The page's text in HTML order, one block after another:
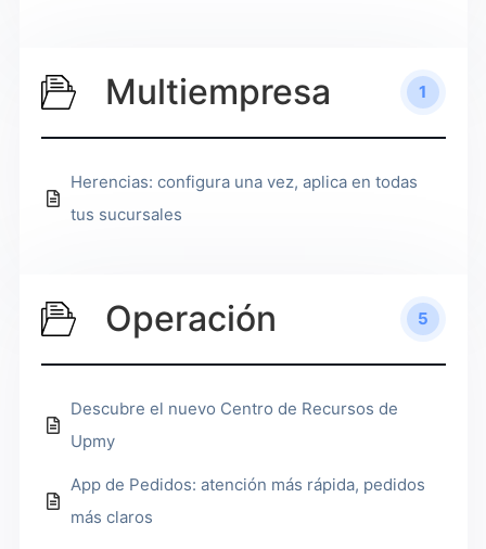
Multiempresa 1
Herencias: configura una vez, aplica en todas
tus sucursales
Operación 5
Descubre el nuevo Centro de Recursos de
Upmy
App de Pedidos: atención más rápida, pedidos
más claros